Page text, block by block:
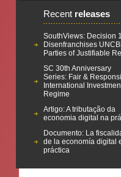
Recent releases
SouthViews: Decision
Disenfranchises
Parties of Justifiable
SC 30th Anniversary
Series: Fair &
International
Regime
Artigo: A tributação da
economia digital na
Documento: La
de la economía digital
práctica